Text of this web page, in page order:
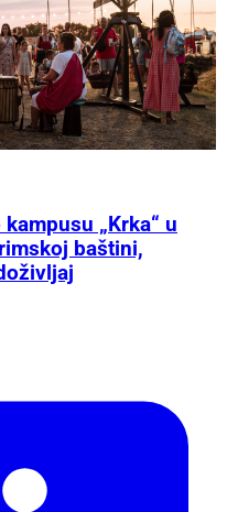
„Krka“ u
baštini,